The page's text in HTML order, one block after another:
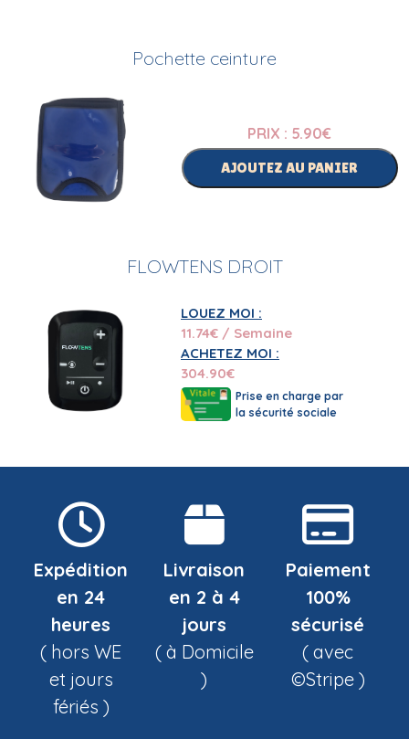
Pochette ceinture
PRIX : 5.90€
AJOUTEZ AU PANIER
FLOWTENS DROIT
LOUEZ MOI :
11.74€ / Semaine
ACHETEZ MOI :
304.90€
Prise en charge par
la sécurité sociale
Expédition
en 24
heures
( hors WE
et jours
fériés )
Livraison
en 2 à 4
jours
( à Domicile
)
Paiement
100%
sécurisé
( avec
©Stripe )